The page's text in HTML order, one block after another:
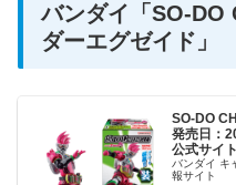
バンダイ 「SO-
ダーエグゼイド」
SO-DO
発売日：
公式サイト
バンダイ キ
報サイト